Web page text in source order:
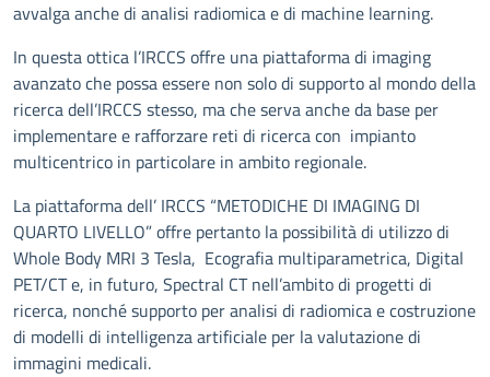
avvalga anche di analisi radiomica e di machine learning.
In questa ottica l’IRCCS offre una piattaforma di imaging
avanzato che possa essere non solo di supporto al mondo della
ricerca dell’IRCCS stesso, ma che serva anche da base per
implementare e rafforzare reti di ricerca con impianto
multicentrico in particolare in ambito regionale.
La piattaforma dell’ IRCCS “METODICHE DI IMAGING DI
QUARTO LIVELLO” offre pertanto la possibilità di utilizzo di
Whole Body MRI 3 Tesla, Ecografia multiparametrica, Digital
PET/CT e, in futuro, Spectral CT nell’ambito di progetti di
ricerca, nonché supporto per analisi di radiomica e costruzione
di modelli di intelligenza artificiale per la valutazione di
immagini medicali.